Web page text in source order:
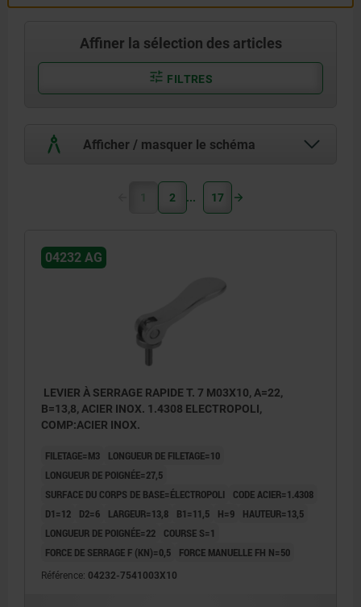
Affiner la sélection des articles
FILTRES
Afficher / masquer le schéma
1 2 17
04232 AG
LEVIER À SERRAGE RAPIDE T. 7 M03X10, A=22,
B=13,8, ACIER INOX. 1.4308 ELECTROPOLI,
COMP:ACIER INOX.
FILETAGE=M3
LONGUEUR DE FILETAGE=10
LONGUEUR DE POIGNÉE=27,5
SURFACE DU CORPS DE BASE=ÉLECTROPOLI
CODE ACIER=1.4308
D1=12
D2=6 LARGEUR=13,8 B1=11,5 H=9
HAUTEUR=13,5
LONGUEUR DE POIGNÉE=22
COURSE S=1
FORCE DE SERRAGE F (KN)=0,5
FORCE MANUELLE FH N=50
Référence: 04232-7541003X10